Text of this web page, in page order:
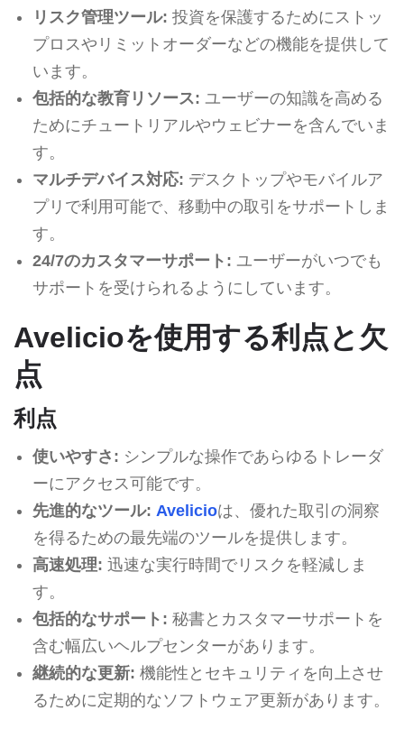
リスク管理ツール: 投資を保護するためにストッ
プロスやリミットオーダーなどの機能を提供して
います。
包括的な教育リソース: ユーザーの知識を高める
ためにチュートリアルやウェビナーを含んでいま
す。
マルチデバイス対応: デスクトップやモバイルア
プリで利用可能で、移動中の取引をサポートしま
す。
24/7のカスタマーサポート: ユーザーがいつでも
サポートを受けられるようにしています。
Avelicioを使用する利点と欠
点
利点
使いやすさ: シンプルな操作であらゆるトレーダ
ーにアクセス可能です。
先進的なツール: Avelicioは、優れた取引の洞察
を得るための最先端のツールを提供します。
高速処理: 迅速な実行時間でリスクを軽減しま
す。
包括的なサポート: 秘書とカスタマーサポートを
含む幅広いヘルプセンターがあります。
継続的な更新: 機能性とセキュリティを向上させ
るために定期的なソフトウェア更新があります。